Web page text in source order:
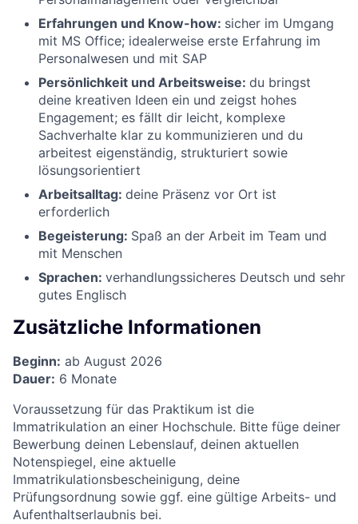
Erfahrungen und Know-how: sicher im Umgang
mit MS Office; idealerweise erste Erfahrung im
Personalwesen und mit SAP
Persönlichkeit und Arbeitsweise: du bringst
deine kreativen Ideen ein und zeigst hohes
Engagement; es fällt dir leicht, komplexe
Sachverhalte klar zu kommunizieren und du
arbeitest eigenständig, strukturiert sowie
lösungsorientiert
Arbeitsalltag: deine Präsenz vor Ort ist
erforderlich
Begeisterung: Spaß an der Arbeit im Team und
mit Menschen
Sprachen: verhandlungssicheres Deutsch und sehr
gutes Englisch
Zusätzliche Informationen
Beginn: ab August 2026
Dauer: 6 Monate
Voraussetzung für das Praktikum ist die
Immatrikulation an einer Hochschule. Bitte füge deiner
Bewerbung deinen Lebenslauf, deinen aktuellen
Notenspiegel, eine aktuelle
Immatrikulationsbescheinigung, deine
Prüfungsordnung sowie ggf. eine gültige Arbeits- und
Aufenthaltserlaubnis bei.